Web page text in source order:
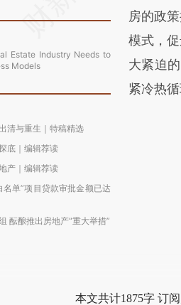
Estate Industry Needs to
Models
清与重生｜特稿精选
底｜编辑荐读
产｜编辑荐读
单”项目贷款审批金额已达
酝酿推出房地产“重大举措”
房的政
模式，
大紧迫
紧冷热
本文共计1875字 订